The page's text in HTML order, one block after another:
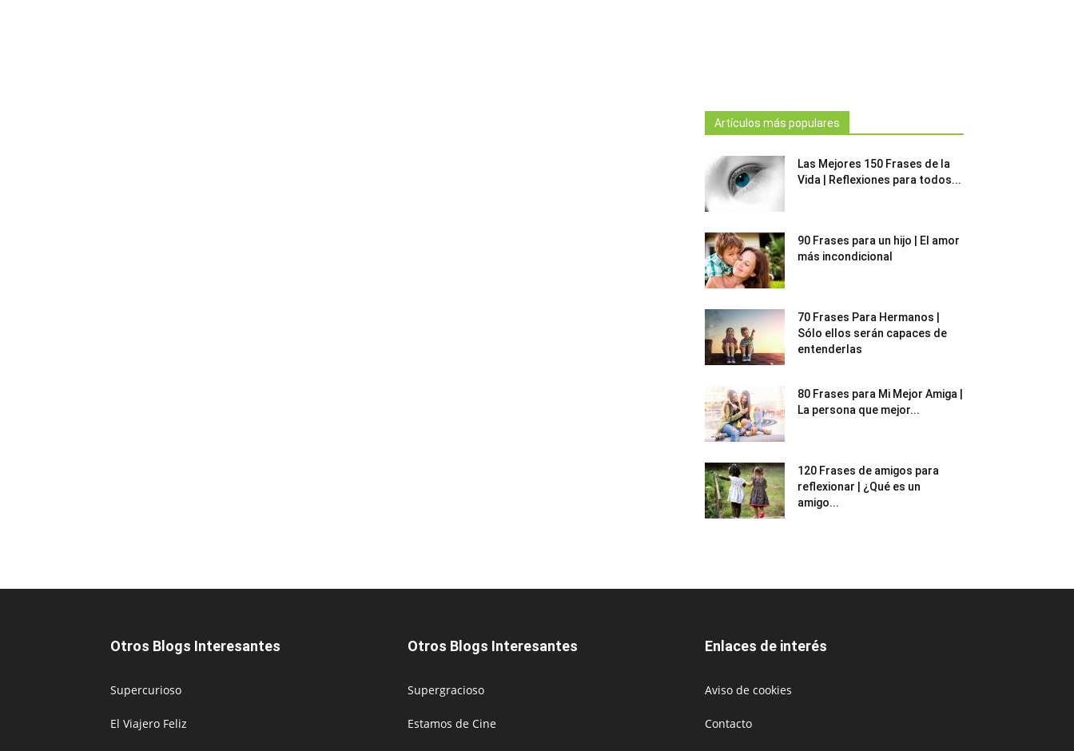
Artículos más populares
Las Mejores 150 Frases de la
Vida | Reflexiones para todos...
90 Frases para un hijo | El amor
más incondicional
70 Frases Para Hermanos |
Sólo ellos serán capaces de
entenderlas
80 Frases para Mi Mejor Amiga |
La persona que mejor...
120 Frases de amigos para
reflexionar | ¿Qué es un
amigo...
Otros Blogs Interesantes
Supercurioso
El Viajero Feliz
Otros Blogs Interesantes
Supergracioso
Estamos de Cine
Enlaces de interés
Aviso de cookies
Contacto